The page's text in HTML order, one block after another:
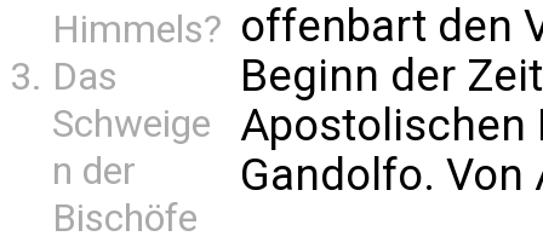
Himmels?
Das
Schweige
n der
Bischöfe
offenbart den
Beginn der
Apostolischen
Gandolfo.